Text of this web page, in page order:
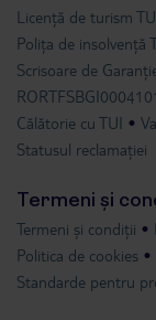
Licență de turism
Polița de insolvență
Scrisoare de
Călătorie cu TUI
Statusul reclamației
Termeni și
Termeni și condiții
Politica de cookies
Standarde pentru